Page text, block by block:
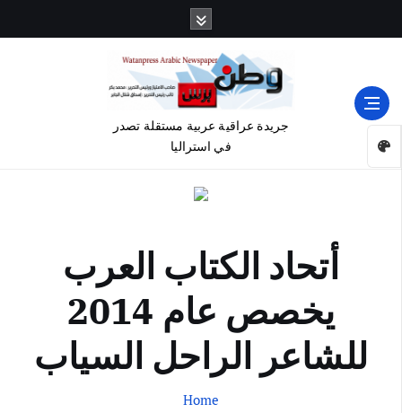
جريدة عراقية عربية مستقلة تصدر
في استراليا
أتحاد الكتاب العرب
يخصص عام 2014
للشاعر الراحل السياب
Home